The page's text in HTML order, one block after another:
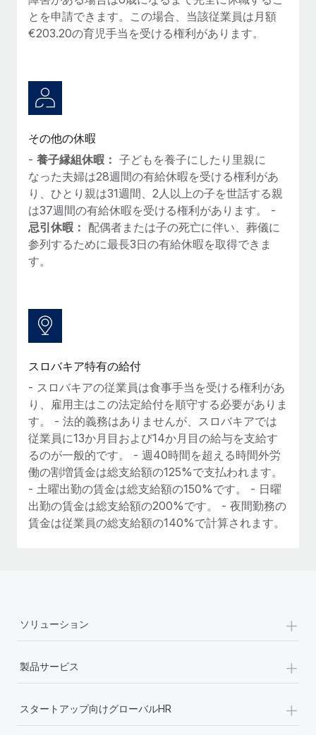
とを申請できます。この場合、当該従業員は月額
€203.20の育児手当を受ける権利があります。
その他の休暇
- 養子縁組休暇： 子どもを養子にしたり里親に
なった夫婦は28週間の有給休暇を受ける権利があ
り、ひとり親は31週間、2人以上の子を世話する親
は37週間の有給休暇を受ける権利があります。 -
忌引休暇： 配偶者または子の死亡に伴い、葬儀に
参列するために最長3日の有給休暇を取得できま
す。
スロバキア特有の給付
- スロバキアの従業員は食事手当を受ける権利があ
り、雇用主はこの法定給付を順守する必要がありま
す。 - 法的義務はありませんが、スロバキアでは
従業員に13か月目および14か月目の給与を支給す
るのが一般的です。 - 週40時間を超える時間外労
働の割増賃金は総支給額の125%で支払われます。
- 土曜出勤の賃金は総支給額の150%です。 - 日曜
出勤の賃金は総支給額の200%です。 - 夜間勤務の
賃金は従業員の総支給額の140%で計算されます。
ソリューション +
製品サービス +
スタートアップ向けグローバルHR +